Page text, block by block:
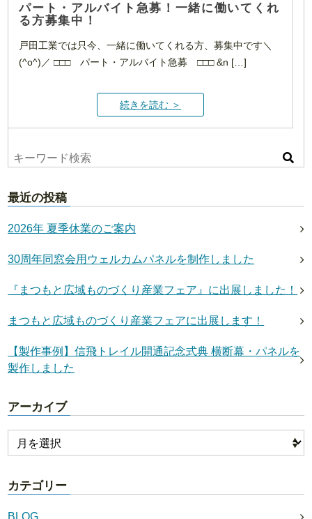
パート・アルバイト急募！一緒に働いてくれ
る方募集中！
戸田工業では只今、一緒に働いてくれる方、募集中です＼
(^o^)／ □□□ パート・アルバイト急募 □□□ &n […]
続きを読む ＞
最近の投稿
2026年 夏季休業のご案内
30周年同窓会用ウェルカムパネルを制作しました
『まつもと広域ものづくり産業フェア』に出展しました！
まつもと広域ものづくり産業フェアに出展します！
【製作事例】信飛トレイル開通記念式典 横断幕・パネルを
製作しました
アーカイブ
カテゴリー
BLOG